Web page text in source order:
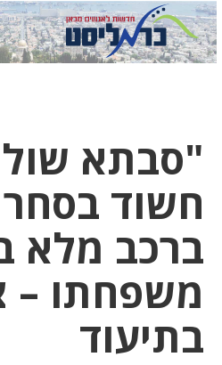
"סבתא
חשוד
ברכב מלא
משפחתו –
בתיעוד